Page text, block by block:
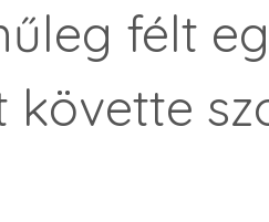
félt
követte